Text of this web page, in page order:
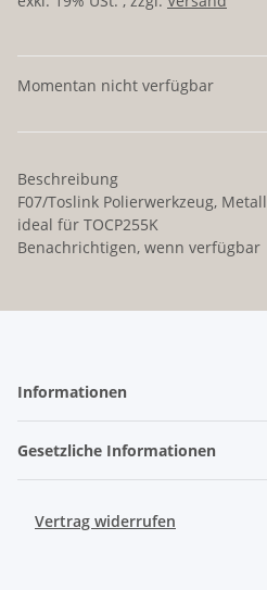
Momentan nicht verfügbar
Beschreibung
F07/Toslink Polierwerkzeug, Metall
ideal für TOCP255K
Benachrichtigen, wenn verfügbar
Informationen
Gesetzliche Informationen
Vertrag widerrufen